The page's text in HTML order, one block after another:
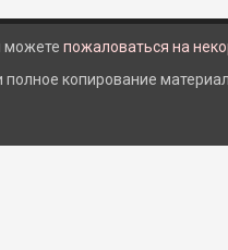
можете пожаловаться на
полное копирование